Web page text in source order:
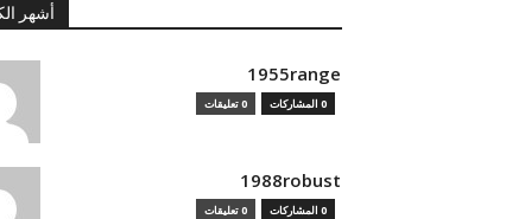
أشهر
1955range
0 المشاركات 0 تعليقات
1988robust
0 المشاركات 0 تعليقات